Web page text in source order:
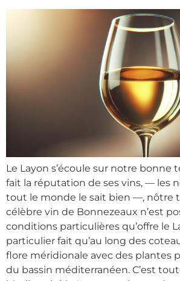
Le Layon s’écoule sur notre bonne
fait la réputation de ses vins, — les
tout le monde le sait bien —, nôtre
célèbre vin de Bonnezeaux n’est
conditions particulières qu’offre le
particulier fait qu’au long des
flore méridionale avec des plantes
du bassin méditerranéen. C’est